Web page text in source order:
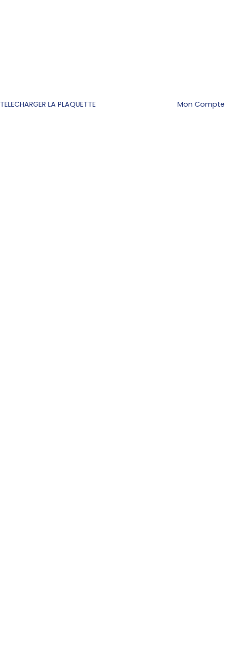
TELECHARGER LA PLAQUETTE Mon Compte